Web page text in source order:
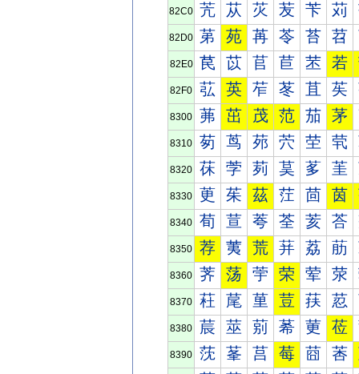
82C0 苀 苁 苂 苃 苄 苅
82D0 苐 苑 苒 苓 苔 苕
82E0 苠 苡 苢 苣 苤 若
82F0 苰 英 苲 苳 苴 苵
8300 茀 茁 茂 范 茄 茅
8310 茐 茑 茒 茓 茔 茕
8320 茠 茡 茢 茣 茤 茥
8330 茰 茱 茲 茳 茴 茵
8340 荀 荁 荂 荃 荄 荅
8350 荐 荑 荒 荓 荔 荕
8360 荠 荡 荢 荣 荤 荥
8370 荰 荱 荲 荳 荴 荵
8380 莀 莁 莂 莃 莄 莅
8390 莐 莑 莒 莓 莔 莕